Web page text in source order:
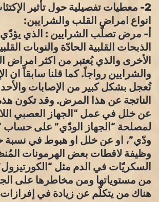
2- معطيات تفصيلية حول تأثير
انواع امراض القلب والشرايين:
أ- مرض تصلّب الشرايين : الذي يؤدّي
الذبحات القلبية الحادّة والنوبات
الأخرى والذي يُعتبر من اكثر امراض
والشرايين رواجاً. كما قلنا سابقاً ان
تُعجل بشكل كبير من الإصابات
الناتجة عن هذا المرض. وقد تكون
عن خلل في عمل “الجهاز العصبي
لمصلحة “الجهاز الودّي” على حساب
ودّي”، او عن خلل او هبوط في
وظيفة لاقطات بعض الهرمونات
السكريّات في الدم مثل
من مستوياتها ومن مخاطرها على
هناك من يتكلّم عن زيادة في